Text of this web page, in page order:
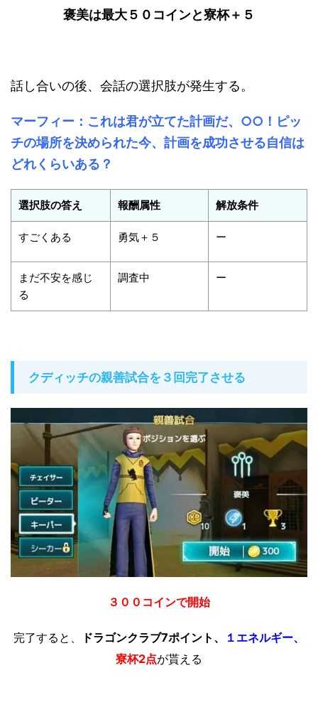
褒美は最大５０コインと寮杯＋５
話し合いの後、会話の選択肢が発生する。
マーフィー：これは君が立てた計画だ、○○！ピッ
チの場所を決められた今、計画を成功させる自信は
どれくらいある？
選択肢の答え 報酬属性 解放条件
すごくある 勇気＋５ ー
まだ不安を感じ
る
調査中 ー
クディッチの親善試合を３回完了させる
３００コインで開始
完了すると、 ドラゴンクラブ7ポイント、
１エネルギー、
寮杯2点が貰える